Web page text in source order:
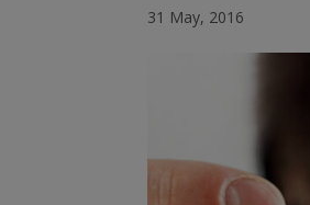
31 May, 2016